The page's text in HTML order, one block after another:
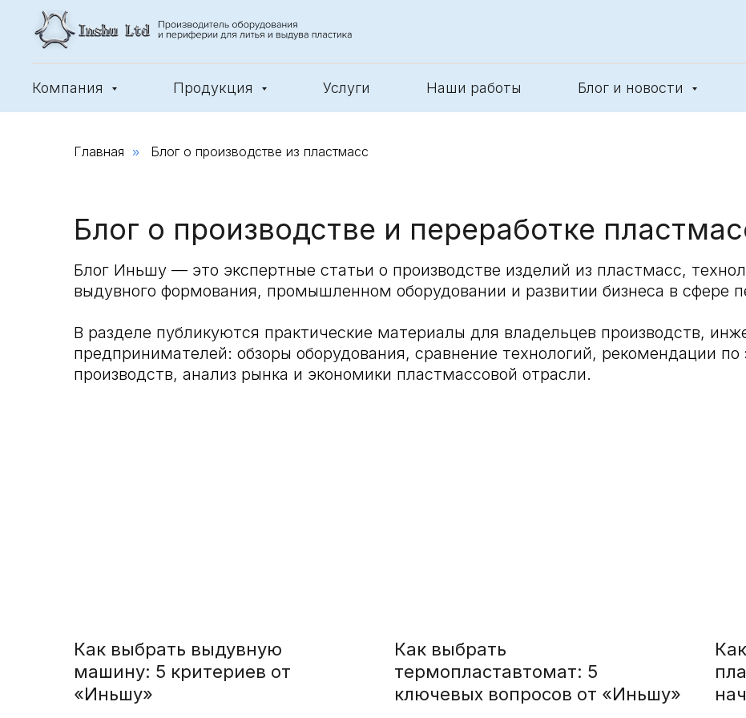
Компания Продукция Услуги Наши работы Блог и новости
Главная » Блог о производстве из пластмасс
Блог о производстве и переработке
Блог Иньшу — это экспертные статьи о производстве изделий из пластмасс,
выдувного формования, промышленном оборудовании и развитии бизнеса в сфере
В разделе публикуются практические материалы для владельцев производств,
предпринимателей: обзоры оборудования, сравнение технологий, рекомендации
производств, анализ рынка и экономики пластмассовой отрасли.
Как выбрать выдувную
машину: 5 критериев от
«Иньшу»
Как выбрать
термопластавтомат: 5
ключевых вопросов от «Иньшу»